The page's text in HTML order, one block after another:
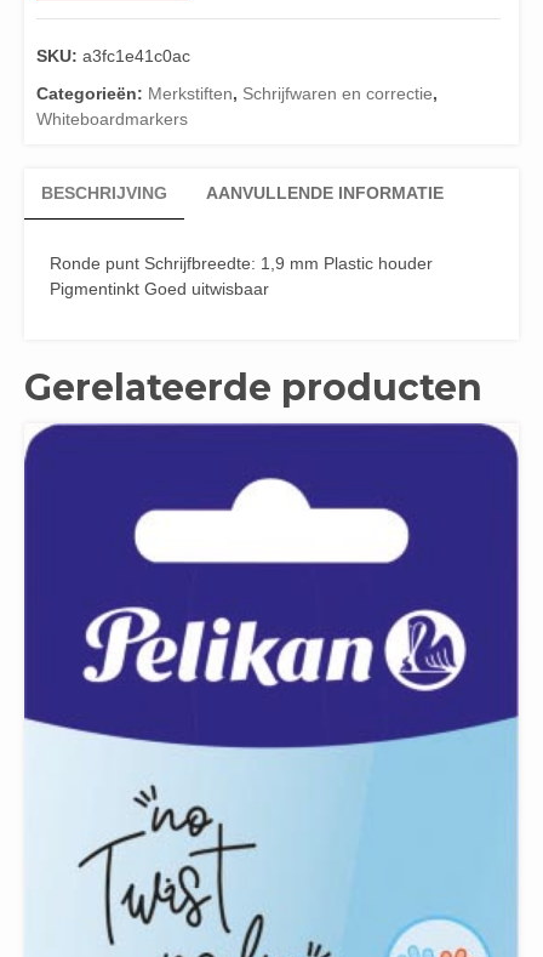
SKU: a3fc1e41c0ac
Categorieën: Merkstiften, Schrijfwaren en correctie,
Whiteboardmarkers
BESCHRIJVING AANVULLENDE INFORMATIE
Ronde punt Schrijfbreedte: 1,9 mm Plastic houder
Pigmentinkt Goed uitwisbaar
Gerelateerde producten